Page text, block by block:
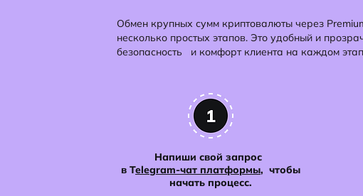
Обмен крупных сумм криптовалюты через
несколько простых этапов. Это удобный и
безопасность и комфорт клиента на каждом
Напиши свой запрос
в Telegram-чат платформы, чтобы
начать процесс.